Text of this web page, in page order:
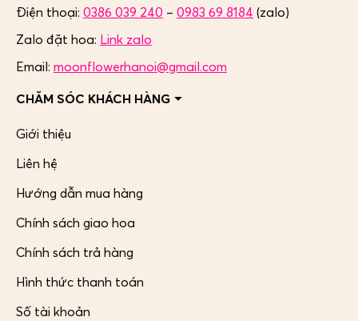
Điện thoại: 0386 039 240 – 0983 69 8184 (zalo)
Zalo đặt hoa: Link zalo
Email: moonflowerhanoi@gmail.com
CHĂM SÓC KHÁCH HÀNG
Giới thiệu
Liên hệ
Hướng dẫn mua hàng
Chính sách giao hoa
Chính sách trả hàng
Hình thức thanh toán
Số tài khoản